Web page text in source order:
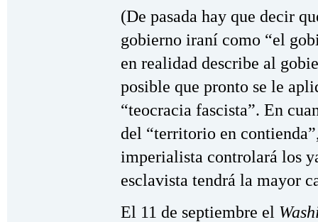
(De pasada hay que decir
gobierno iraní como “el
en realidad describe al
posible que pronto se le
“teocracia fascista”. En
del “territorio en
imperialista controlará los
esclavista tendrá la mayor
El 11 de septiembre el